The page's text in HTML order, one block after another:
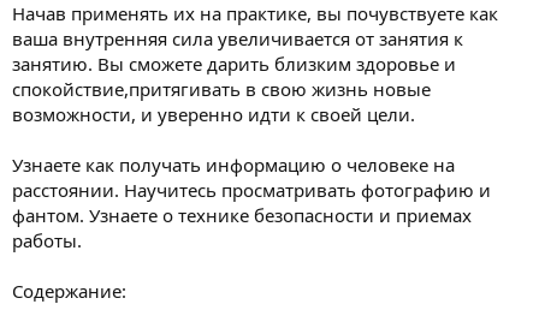
Начав применять их на практике, вы почувствуете как
ваша внутренняя сила увеличивается от занятия к
занятию. Вы сможете дарить близким здоровье и
спокойствие,притягивать в свою жизнь новые
возможности, и уверенно идти к своей цели.
Узнаете как получать информацию о человеке на
расстоянии. Научитесь просматривать фотографию и
фантом. Узнаете о технике безопасности и приемах
работы.
Содержание: